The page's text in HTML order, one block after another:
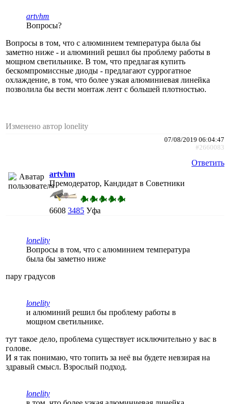
artvhm
Вопросы?
Вопросы в том, что с алюминием температура была бы
заметно ниже - и алюминий решил бы проблему работы в
мощном светильнике. В том, что предлагая купить
бескомпромиссные диоды - предлагают суррогатное
охлаждение, в том, что более узкая алюминиевая линейка
позволила бы вести монтаж лент с большей плотностью.
Изменено автор lonelity
07/08/2019 06:04:47
#2660083
Ответить
artvhm
Премодератор, Кандидат в Советники
6608 3485 Уфа
lonelity
Вопросы в том, что с алюминием температура
была бы заметно ниже
пару градусов
lonelity
и алюминий решил бы проблему работы в
мощном светильнике.
тут такое дело, проблема существует исключительно у вас в
голове.
И я так понимаю, что топить за неё вы будете невзирая на
здравый смысл. Взрослый подход.
lonelity